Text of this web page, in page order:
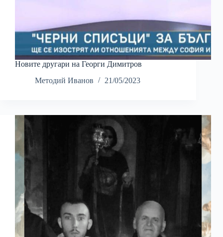
Новите другари на Георги Димитров
Методий Иванов
21/05/2023